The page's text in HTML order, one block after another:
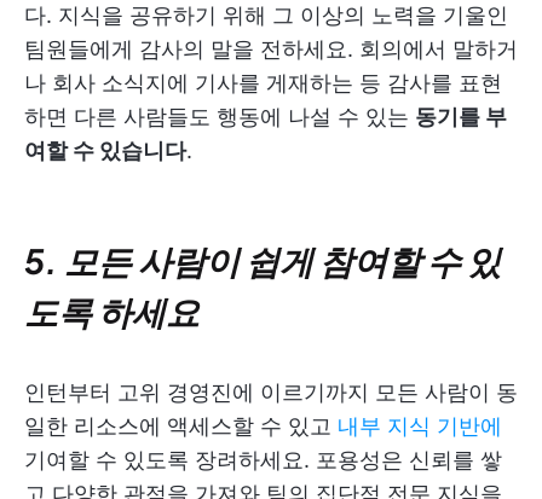
다. 지식을 공유하기 위해 그 이상의 노력을 기울인
팀원들에게 감사의 말을 전하세요. 회의에서 말하거
나 회사 소식지에 기사를 게재하는 등 감사를 표현
하면 다른 사람들도 행동에 나설 수 있는 동기를 부
여할 수 있습니다.
5. 모든 사람이 쉽게 참여할 수 있
도록 하세요
인턴부터 고위 경영진에 이르기까지 모든 사람이 동
일한 리소스에 액세스할 수 있고 내부 지식 기반에
기여할 수 있도록 장려하세요. 포용성은 신뢰를 쌓
고 다양한 관점을 가져와 팀의 집단적 전문 지식을